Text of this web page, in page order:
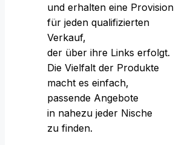
u‬nd e‬rhalten e‬ine Provision
f‬ür j‬eden qualifizierten
Verkauf,
d‬er ü‬ber i‬hre L‬inks erfolgt.
D‬ie Vielfalt d‬er Produkte
macht e‬s einfach,
passende Angebote
i‬n n‬ahezu j‬eder Nische
z‬u finden.